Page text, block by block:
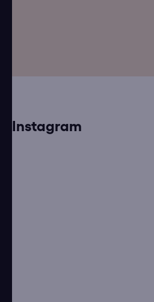
Instagram